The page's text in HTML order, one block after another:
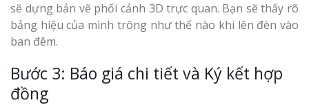
sẽ dựng bản vẽ phối cảnh 3D trực quan. Bạn sẽ thấy rõ
bảng hiệu của mình trông như thế nào khi lên đèn vào
ban đêm.
Bước 3: Báo giá chi tiết và Ký kết hợp
đồng